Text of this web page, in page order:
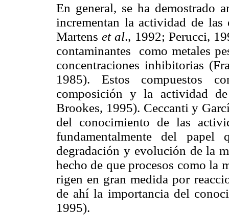
En general, se ha demostrado
incrementan la actividad de
Martenset al., 1992; Perucci,
contaminantes
como metales
concentraciones inhibitorias
1985). Estos compuestos
composición y la actividad
Brookes, 1995). Ceccanti y
del conocimiento de las
fundamentalmente del
degradación y evolución de la
hecho de que procesos como
rigen en gran medida por
de ahí la importancia del
1995).